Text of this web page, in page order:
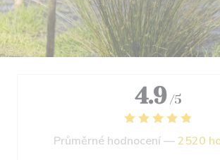
4.9 /5
Průměrné hodnocení —2520